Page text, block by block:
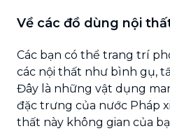
Về các đồ dùng nội
Các bạn có thể trang trí
các nội thất như bình gụ,
Đây là những vật dụng
đặc trưng của nước Pháp
thất này không gian của